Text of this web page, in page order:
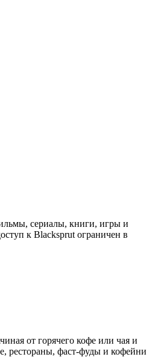
сериалы, книги, игры и
к Blacksprut ограничен в
от горячего кофе или чая и
рестораны, фаст-фуды и кофейни